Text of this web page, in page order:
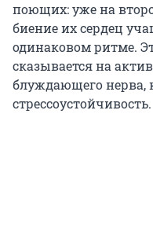
поющих: уже на
биение их сердец
одинаковом ритме.
сказывается на
блуждающего нерва,
стрессоустойчивость.